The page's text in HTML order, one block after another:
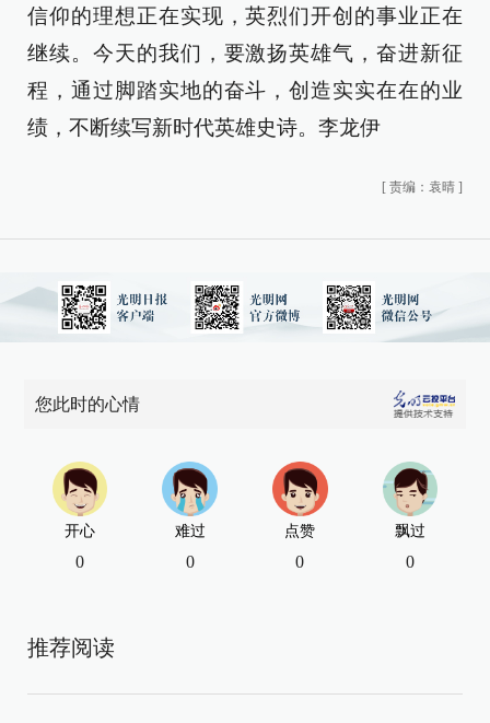
信仰的理想正在实现，英烈们开创的事业正在
继续。今天的我们，要激扬英雄气，奋进新征
程，通过脚踏实地的奋斗，创造实实在在的业
绩，不断续写新时代英雄史诗。李龙伊
[ 责编：袁晴 ]
您此时的心情
开心
0
难过
0
点赞
0
飘过
0
推荐阅读